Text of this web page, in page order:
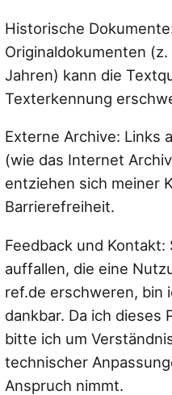
Historische
Originaldokumenten
Jahren) kann die
Texterkennung
Externe Archive: Links
(wie das Internet
entziehen sich meiner
Barrierefreiheit.
Feedback und
auffallen, die eine
ref.de erschweren, bin
dankbar. Da ich dieses
bitte ich um
technischer
Anspruch nimmt.